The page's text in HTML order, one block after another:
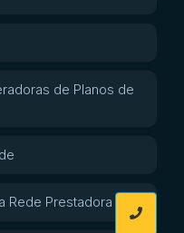
de Planos de
Rede Prestadora